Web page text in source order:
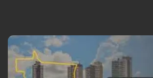
Agronegócios
Brasil
Brasil Mineral
Comportamento
Cultura
Economia
Política